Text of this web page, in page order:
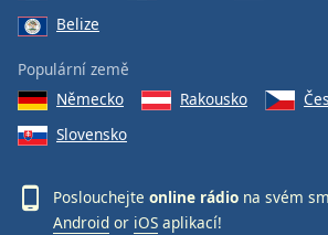
Belize
Populární země
Německo
Rakousko
Slovensko
Poslouchejte online rádio na svém
Android or iOS aplikací!